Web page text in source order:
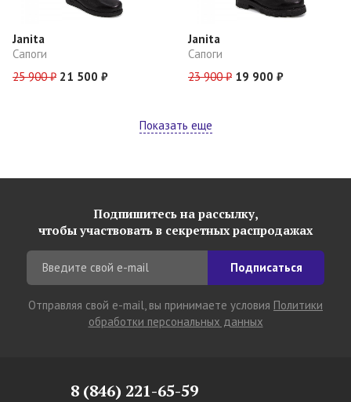
Janita
Сапоги
25 900 ₽ 21 500 ₽
Janita
Сапоги
23 900 ₽ 19 900 ₽
Показать еще
Подпишитесь на рассылку,
чтобы участвовать в секретных распродажах
Подписаться
Отправляя свой e-mail, вы принимаете условия Политики
обработки персональных данных
8 (846) 221-65-59